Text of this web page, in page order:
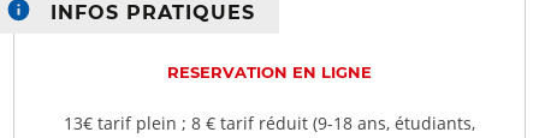
INFOS PRATIQUES
RESERVATION EN LIGNE
13€ tarif plein ; 8 € tarif réduit (9-18 ans, étudiants,